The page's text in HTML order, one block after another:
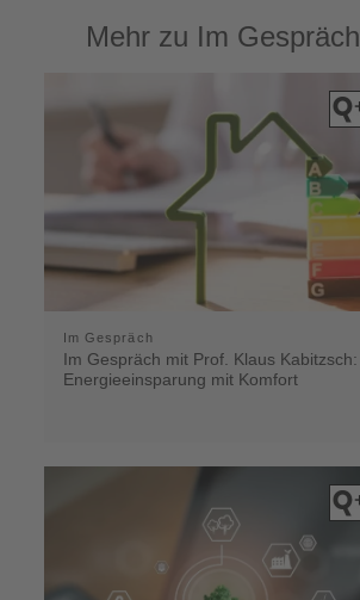
Mehr zu Im Gespräch
Im Gespräch
Im Gespräch mit Prof. Klaus Kabitzsch:
Energieeinsparung mit Komfort